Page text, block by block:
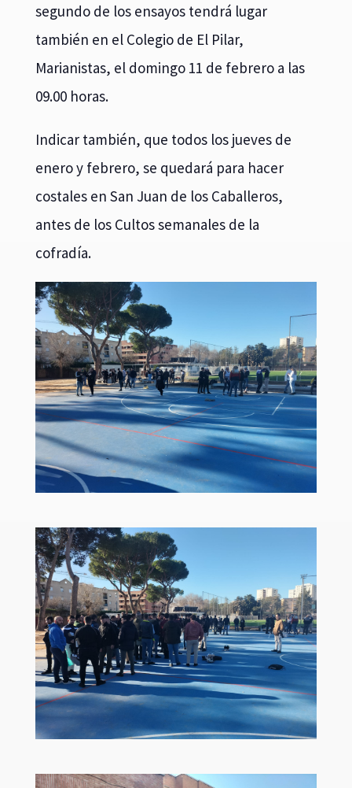
segundo de los ensayos tendrá lugar
también en el Colegio de El Pilar,
Marianistas, el domingo 11 de febrero a las
09.00 horas.
Indicar también, que todos los jueves de
enero y febrero, se quedará para hacer
costales en San Juan de los Caballeros,
antes de los Cultos semanales de la
cofradía.